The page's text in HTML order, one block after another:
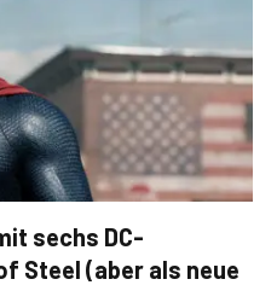
sechs DC-
Steel (aber als neue